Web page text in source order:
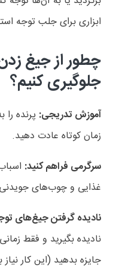
ابزاری برای جلب توجه
چطور از جیغ
جلوگیری کنیم؟
آموزش تدریجی: پرنده
زمان کوتاه عادت دهید.
سرگرمی فراهم کنید:
غذایی و چوب‌های جویدنی
نادیده گرفتن جیغ‌های
نادیده بگیرید و فقط
جایزه بدهید (این کار نیاز